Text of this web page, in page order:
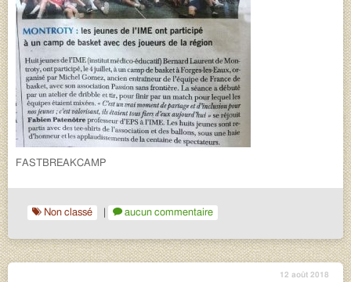
FASTBREAKCAMP
Non classé aucun commentaire
12 août 2018